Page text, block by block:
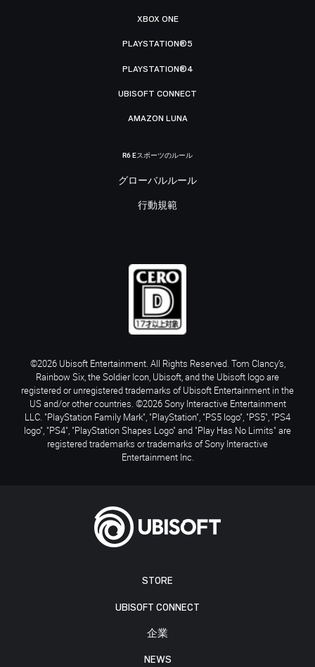
STORE
UBISOFT CONNECT
企業
NEWS
XBOX ONE
PLAYSTATION®5
PLAYSTATION®4
UBISOFT CONNECT
AMAZON LUNA
R6 Eスポーツのルール
グローバルルール
行動規範
©2026 Ubisoft Entertainment. All Rights Reserved. Tom Clancy’s,
Rainbow Six, the Soldier Icon, Ubisoft, and the Ubisoft logo are
registered or unregistered trademarks of Ubisoft Entertainment in the
US and/or other countries. ©2026 Sony Interactive Entertainment
LLC. "PlayStation Family Mark", "PlayStation", "PS5 logo", "PS5", "PS4
logo", "PS4", "PlayStation Shapes Logo" and "Play Has No Limits" are
registered trademarks or trademarks of Sony Interactive
Entertainment Inc.